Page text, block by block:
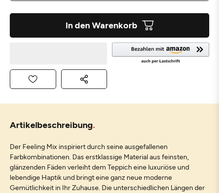
In den Warenkorb
Artikelbeschreibung
Der Feeling Mix inspiriert durch seine ausgefallenen
Farbkombinationen. Das erstklassige Material aus feinsten,
glänzenden Fäden verleiht dem Teppich eine luxuriöse und
lebendige Haptik und bringt eine ganz neue moderne
Gemütlichkeit in Ihr Zuhause. Die unterschiedlichen Längen der